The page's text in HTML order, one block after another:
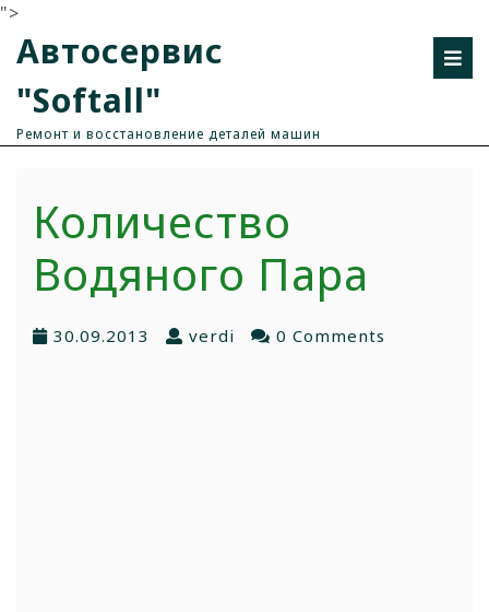
">
Автосервис
"Softall"
Ремонт и восстановление деталей машин
Количество
Водяного Пара
30.09.2013 verdi 0 Comments